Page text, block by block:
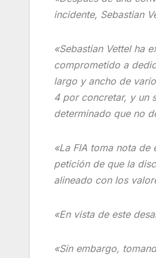
incidente, Sebastian
«Sebastian Vettel ha
comprometido a
largo y ancho de
4 por concretar, y un
determinado que no
«La FIA toma nota
petición de que la
alineado con los
«En vista de este
«Sin embargo,